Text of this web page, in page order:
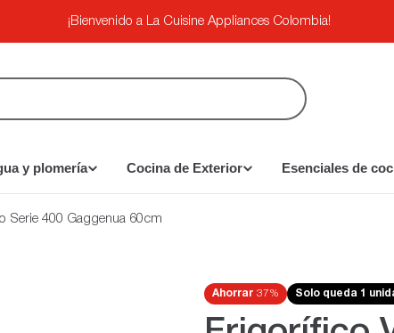
¡Bienvenido a La Cuisine Appliances Colombia!
y plomería Cocina de Exterior Esenciales de
Serie 400 Gaggenua 60cm
Ahorrar 37% Solo queda 1